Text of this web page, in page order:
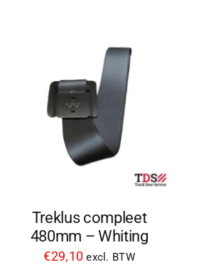
Treklus compleet
480mm – Whiting
€29,10 excl. BTW